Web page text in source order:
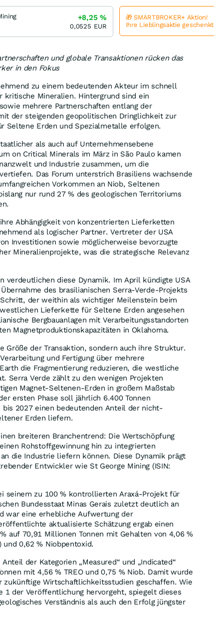
und globale Transaktionen rücken das
in den Fokus
zu einem bedeutenden Akteur im schnell
kritische Mineralien. Hintergrund sind ein
mehrere Partnerschaften entlang der
der steigenden geopolitischen Dringlichkeit zur
Seltene Erden und Spezialmetalle erfolgen.
als auch auf Unternehmensebene
on Critical Minerals im März in São Paulo kamen
und Industrie zusammen, um die
Das Forum unterstrich Brasiliens wachsende
Vorkommen an Niob, Seltenen
nur rund 27 % des geologischen Territoriums
Abhängigkeit von konzentrierten Lieferketten
als logischer Partner. Vertreter der USA
Investitionen sowie möglicherweise bevorzugte
Mineralienprojekte, was die strategische Relevanz
verdeutlichen diese Dynamik. Im April kündigte USA
des brasilianischen Serra-Verde-Projekts
der weithin als wichtiger Meilenstein beim
Lieferkette für Seltene Erden angesehen
Bergbauanlagen mit Verarbeitungsstandorten
Magnetproduktionskapazitäten in Oklahoma.
Größe der Transaktion, sondern auch ihre Struktur.
und Fertigung über mehrere
die Fragmentierung reduzieren, die westliche
Serra Verde zählt zu den wenigen Projekten
Magnet-Seltenen-Erden in großem Maßstab
ersten Phase soll jährlich 6.400 Tonnen
2027 einen bedeutenden Anteil der nicht-
Erden liefern.
breiteren Branchentrend: Die Wertschöpfung
Rohstoffgewinnung hin zu integrierten
die Industrie liefern können. Diese Dynamik prägt
Entwickler wie St George Mining (ISIN:
seinem zu 100 % kontrollierten Araxá-Projekt für
Bundesstaat Minas Gerais zuletzt deutlich an
war eine erhebliche Aufwertung der
aktualisierte Schätzung ergab einen
auf 70,91 Millionen Tonnen mit Gehalten von 4,06 %
und 0,62 % Niobpentoxid.
der Kategorien „Measured“ und „Indicated“
mit 4,56 % TREO und 0,75 % Niob. Damit wurde
Wirtschaftlichkeitsstudien geschaffen. Wie
1 der Veröffentlichung hervorgeht, spiegelt dieses
Verständnis als auch den Erfolg jüngster
+8,25 %
0,0525 EUR
🎁 SMARTBROKER+ Aktion!
Ihre Lieblingsaktie geschenkt